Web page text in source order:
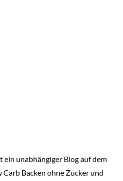
ein unabhängiger Blog auf dem
Carb Backen ohne Zucker und